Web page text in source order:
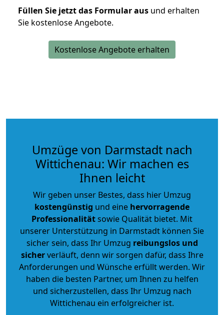
Füllen Sie jetzt das Formular aus und erhalten
Sie kostenlose Angebote.
Kostenlose Angebote erhalten
Umzüge von Darmstadt nach
Wittichenau: Wir machen es
Ihnen leicht
Wir geben unser Bestes, dass hier Umzug
kostengünstig und eine hervorragende
Professionalitätsowie Qualität bietet. Mit
unserer Unterstützung in Darmstadt können Sie
sicher sein, dass Ihr Umzug reibungslos und
sicherverläuft, denn wir sorgen dafür, dass Ihre
Anforderungen und Wünsche erfüllt werden. Wir
haben die besten Partner, um Ihnen zu helfen
und sicherzustellen, dass Ihr Umzug nach
Wittichenau ein erfolgreicher ist.